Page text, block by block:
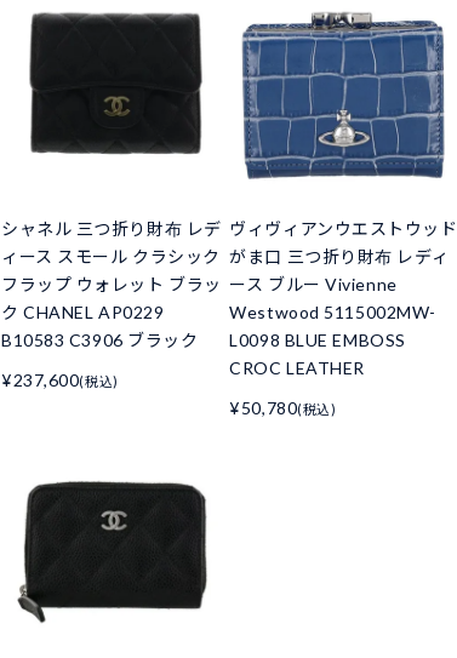
シャネル 三つ折り財布 レデ
ィース スモール クラシック
フラップ ウォレット ブラッ
ク CHANEL AP0229
B10583 C3906 ブラック
¥237,600(税込)
ヴィヴィアンウエストウッド
がま口 三つ折り財布 レディ
ース ブルー Vivienne
Westwood 5115002MW-
L0098 BLUE EMBOSS
CROC LEATHER
¥50,780(税込)